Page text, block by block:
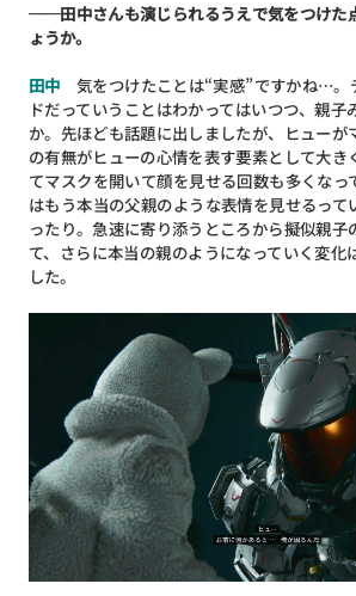
──田中さんも演じられるうえで気をつけた
ょうか。
田中 気をつけたことは“実感”ですかね…。
ドだっていうことはわかってはいつつ、親子
か。先ほども話題に出しましたが、ヒューが
の有無がヒューの心情を表す要素として大き
てマスクを開いて顔を見せる回数も多くなっ
はもう本当の父親のような表情を見せるって
ったり。急速に寄り添うところから擬似親子
て、さらに本当の親のようになっていく変化
した。